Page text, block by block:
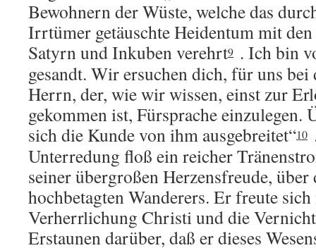
Bewohnern der Wüste, welche das
Irrtümer getäuschte Heidentum mit den
Satyrn und Inkuben verehrt9 . Ich bin
gesandt. Wir ersuchen dich, für uns bei
Herrn, der, wie wir wissen, einst zur
gekommen ist, Fürsprache einzulegen.
sich die Kunde von ihm ausgebreitet“10
Unterredung floß ein reicher
seiner übergroßen Herzensfreude,
hochbetagten Wanderers. Er freute
Verherrlichung Christi und die
Erstaunen darüber, daß er dieses